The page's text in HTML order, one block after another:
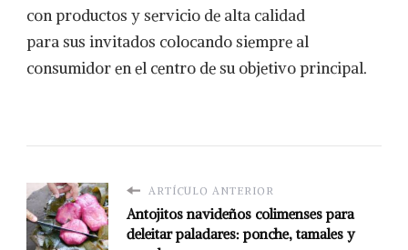
con productos y servicio de alta calidad
para sus invitados colocando siempre al
consumidor en el centro de su objetivo principal.
ARTÍCULO ANTERIOR
Antojitos navideños colimenses para
deleitar paladares: ponche, tamales y